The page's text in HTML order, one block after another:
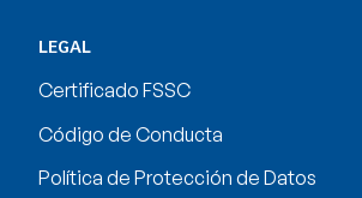
LEGAL
Certificado FSSC
Código de Conducta
Política de Protección de Datos